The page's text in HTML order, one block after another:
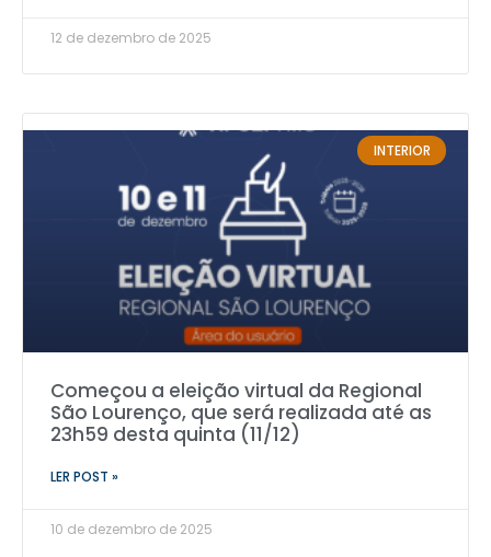
12 de dezembro de 2025
INTERIOR
Começou a eleição virtual da Regional
São Lourenço, que será realizada até as
23h59 desta quinta (11/12)
LER POST »
10 de dezembro de 2025